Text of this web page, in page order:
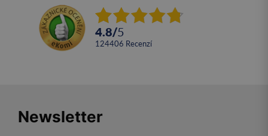
4.8/5
124406 recenzí
Newsletter